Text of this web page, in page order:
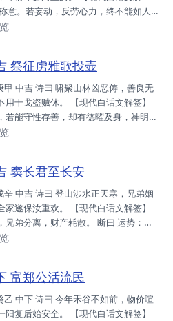
意。若妄动，反劳心力，终不能如人
就。 问婚姻，不合。 断曰 运势：善
通，生意渐隆，可欣可贺。 升迁：
方得平安。 姻缘：门户相当，不是姻
铁宜久炼，则成钢也，有志仕途，再
祭征虏雅歌投壶
干戈盗贼休。 【现代白话文解签】
能守性存善，却有德曜及身，神明助
问疾病，有惊恐无碍。 问利，险中
基之时。 事业：不拘大小，皆是生
身心俱健，应可怀之，唯小心对，避
者，必有害耶，相性合后。 考试：
窦长君至长安
遂保汝重欢。 【现代白话文解签】
弟分离，财产耗散。 断曰 运势：命
吉大利。 家庭：造德作福，切莫自
方可保全。 姻缘：自吾评价，是否可
勤而拚耶，十年寒窗，坚守其道，终
医，延迟不得，自我小心。 远行：
富郑公活流民
复后始安全。 【现代白话文解签】